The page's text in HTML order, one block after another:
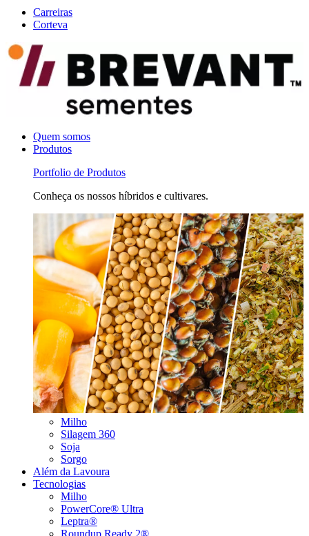
Carreiras
Corteva
Quem somos
Produtos
Portfolio de Produtos
Conheça os nossos híbridos e cultivares.
Milho
Silagem 360
Soja
Sorgo
Além da Lavoura
Tecnologias
Milho
PowerCore® Ultra
Leptra®
Roundup Ready 2®